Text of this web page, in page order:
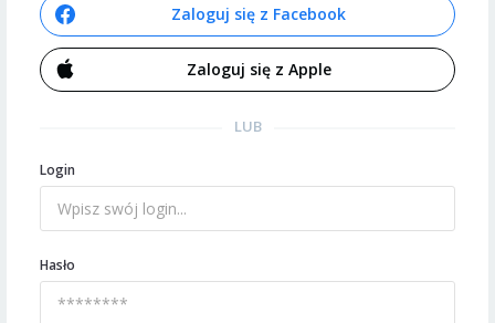
Zaloguj się z Facebook
Zaloguj się z Apple
LUB
Login
Hasło